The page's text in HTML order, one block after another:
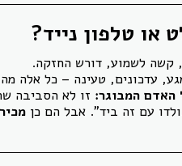
טלפון נייד?
קשה לשמוע, דורש החזקה.
עדכונים, טעינה – כל אלה
האדם המבוגר: זו לא הסביבה
עם זה ביד". אבל הם כן